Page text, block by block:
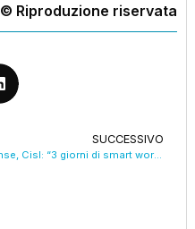
© Riproduzione riservata
SUCCESSIVO
Chiusura Nuova Estense, Cisl: “3 giorni di smart working per i lavoratori coinvolti”